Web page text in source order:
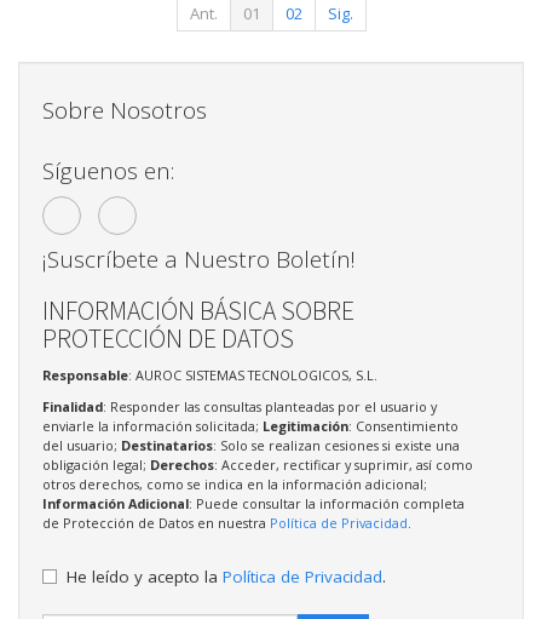
Ant. 01 02 Sig.
Sobre Nosotros
Síguenos en:
¡Suscríbete a Nuestro Boletín!
INFORMACIÓN BÁSICA SOBRE
PROTECCIÓN DE DATOS
Responsable: AUROC SISTEMAS TECNOLOGICOS, S.L.
Finalidad: Responder las consultas planteadas por el usuario y
enviarle la información solicitada; Legitimación: Consentimiento
del usuario; Destinatarios: Solo se realizan cesiones si existe una
obligación legal; Derechos: Acceder, rectificar y suprimir, así como
otros derechos, como se indica en la información adicional;
Información Adicional: Puede consultar la información completa
de Protección de Datos en nuestra Política de Privacidad.
He leído y acepto la Política de Privacidad.